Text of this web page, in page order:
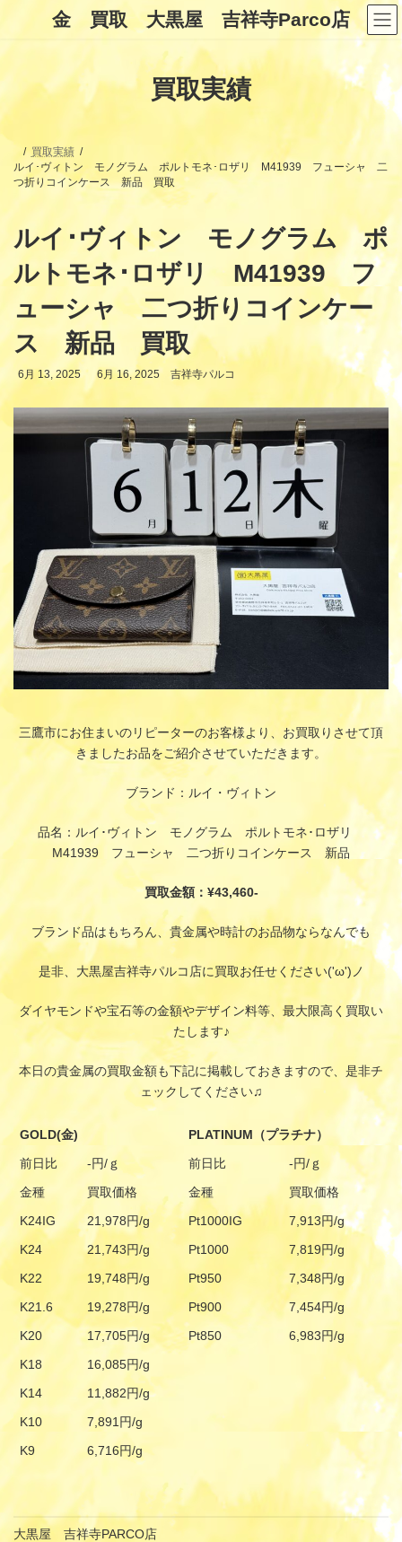
ン
キ
ッ
ー
に
移
金 買取 大黒屋 吉祥寺Parco店
買取実績
買取実績
ルイ･ヴィトン モノグラム ポルトモネ･ロザリ M41939 フューシャ 二
つ折りコインケース 新品 買取
ルイ･ヴィトン モノグラム ポ
ルトモネ･ロザリ M41939 フ
ューシャ 二つ折りコインケー
ス 新品 買取
6月 13, 2025
最
新
日
6月 16, 2025 吉祥寺パルコ
三鷹市にお住まいのリピーターのお客様より、お買取りさせて頂
きましたお品をご紹介させていただきます。
ブランド：ルイ・ヴィトン
品名：ルイ･ヴィトン モノグラム ポルトモネ･ロザリ
M41939 フューシャ 二つ折りコインケース 新品
買取金額：¥43,460-
ブランド品はもちろん、貴金属や時計のお品物ならなんでも
是非、大黒屋吉祥寺パルコ店に買取お任せください('ω')ノ
ダイヤモンドや宝石等の金額やデザイン料等、最大限高く買取い
たします♪
本日の貴金属の買取金額も下記に掲載しておきますので、是非チ
ェックしてください♫
GOLD(金)
PLATINUM（プラチナ）
前日比
-円/ｇ 前日比
-円/ｇ
金種
買取価格 金種
買取価格
K24IG
21,978円/g Pt1000IG
7,913円/g
K24
21,743円/g Pt1000
7,819円/g
K22
19,748円/g Pt950
7,348円/g
K21.6
19,278円/g Pt900
7,454円/g
K20
17,705円/g Pt850
6,983円/g
K18
16,085円/g
K14
11,882円/g
K10
7,891円/g
K9
6,716円/g
大黒屋 吉祥寺PARCO店